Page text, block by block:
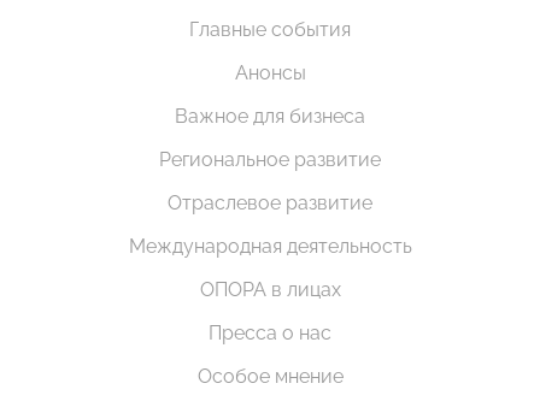
Главные события
Анонсы
Важное для бизнеса
Региональное развитие
Отраслевое развитие
Международная деятельность
ОПОРА в лицах
Пресса о нас
Особое мнение